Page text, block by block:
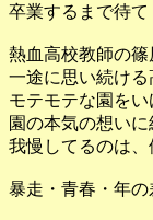
卒業するまで待て
熱血高校教師の篠
一途に思い続ける
モテモテな園をい
園の本気の想い
我慢してるのは
暴走・青春・年